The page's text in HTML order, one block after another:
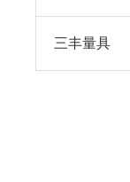
三丰量具